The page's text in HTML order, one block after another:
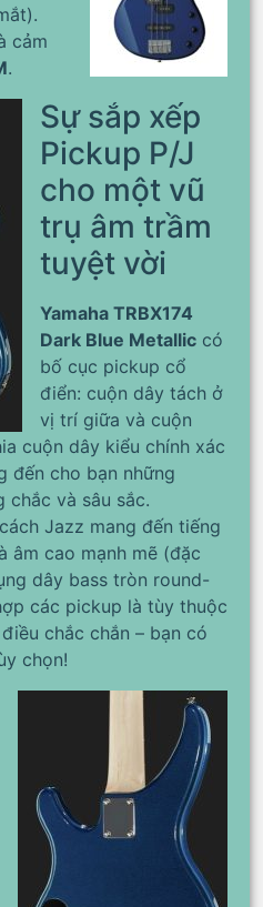
cảm
.
Sự sắp xếp
Pickup P/J
cho một vũ
trụ âm trầm
tuyệt vời
Yamaha TRBX174
Dark Blue Metallic có
bố cục pickup cổ
điển: cuộn dây tách ở
vị trí giữa và cuộn
cuộn dây kiểu chính xác
đến cho bạn những
chắc và sâu sắc.
Jazz mang đến tiếng
âm cao mạnh mẽ (đặc
dây bass tròn round-
các pickup là tùy thuộc
chắc chắn – bạn có
chọn!